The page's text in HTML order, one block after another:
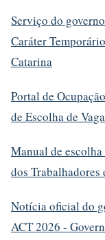
Serviço do
Caráter
Catarina
Portal de
de Escolha de
Manual de
dos Trabalhadores
Notícia oficial do
ACT 2026 -